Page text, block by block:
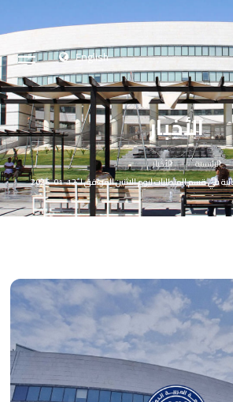
English
الأخبار
الرئيسية
الأخبار
قسم المتطلبات ليوم الاثنين الموافق لـ 12-01-2026